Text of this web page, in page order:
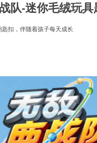
队-迷你毛绒玩
扣，伴随着孩子每天成长